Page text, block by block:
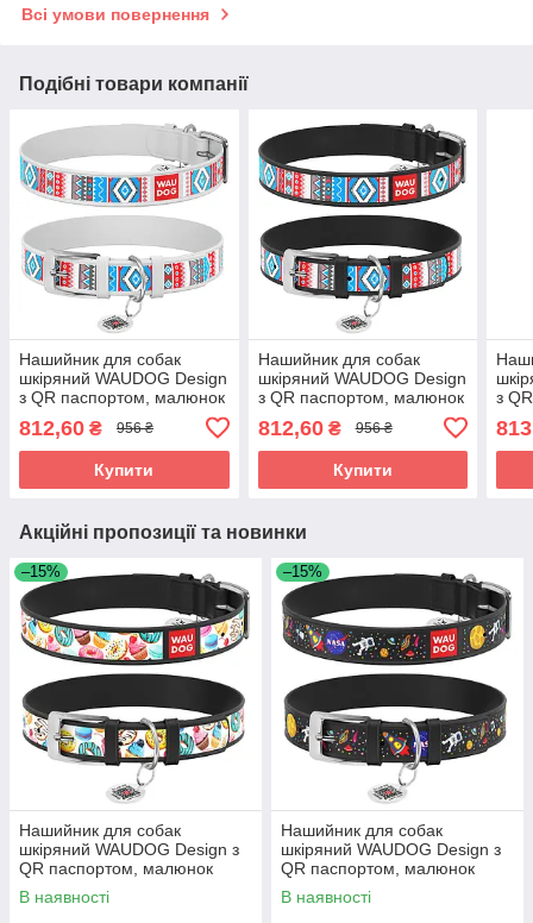
Всі умови повернення
Подібні товари компанії
Нашийник для собак
шкіряний WAUDOG Design
з QR паспортом, малюнок
"Етно", Ш 35 мм, Д 46-59
см, білий
812,60 ₴ 956 ₴
Купити
Нашийник для собак
шкіряний WAUDOG Design
з QR паспортом, малюнок
"Етно", Ш 35 мм, Д 46-59
см, чорний
812,60₴ 956 ₴
Купити
з
см,
Акційні пропозиції та новинки
–15%
Нашийник для собак
шкіряний WAUDOG Design з
QR паспортом, малюнок
"Пончики", Ш 12 мм, Д 20-28
см, чорний
В наявності
–15%
Нашийник для собак
шкіряний WAUDOG Design з
QR паспортом, малюнок
"NASA", Ш 35 мм, Д 46-59 см,
чорний
В наявності